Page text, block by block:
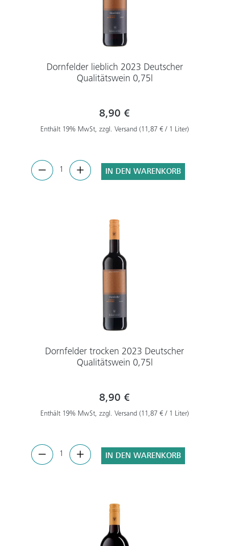
Dornfelder lieblich 2023 Deutscher
Qualitätswein 0,75l
8,90 €
Enthält 19% MwSt, zzgl. Versand (11,87 € / 1 Liter)
IN DEN WARENKORB
Dornfelder trocken 2023 Deutscher
Qualitätswein 0,75l
8,90 €
Enthält 19% MwSt, zzgl. Versand (11,87 € / 1 Liter)
IN DEN WARENKORB